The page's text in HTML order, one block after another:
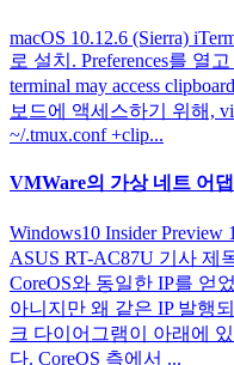
macOS 10.12.6 (Sierra)
로 설치. Preferences를 열
terminal may access
보드에 액세스하기 위해,
~/.tmux.conf +clip...
VMWare의 가상 네트 어
Windows10 Insider Preview
ASUS RT-AC87U 기사 제
CoreOS와 동일한 IP를 얻
아니지만 왜 같은 IP 발행
크 다이어그램이 아래에
다. CoreOS 측에서 ...